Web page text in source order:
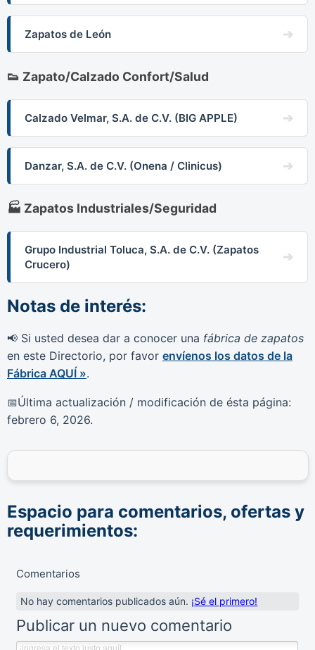
Zapatos de León
👟 Zapato/Calzado Confort/Salud
Calzado Velmar, S.A. de C.V. (BIG APPLE)
Danzar, S.A. de C.V. (Onena / Clinicus)
🏭 Zapatos Industriales/Seguridad
Grupo Industrial Toluca, S.A. de C.V. (Zapatos
Crucero)
Notas de interés:
📢 Si usted desea dar a conocer una fábrica de zapatos
en este Directorio, por favor envíenos los datos de la
Fábrica AQUÍ ».
📅Última actualización / modificación de ésta página:
febrero 6, 2026.
Espacio para comentarios, ofertas y
requerimientos:
Comentarios
No hay comentarios publicados aún. ¡Sé el primero!
Publicar un nuevo comentario